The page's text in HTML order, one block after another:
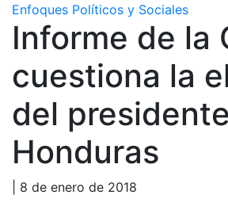
Enfoques Políticos y Sociales
Informe de la
cuestiona la
del
Honduras
| 8 de enero de 2018